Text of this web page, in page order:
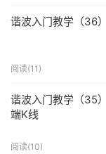
谐波入门教学（36
阅读(11 )
谐波入门教学（35
端K线
阅读(10)